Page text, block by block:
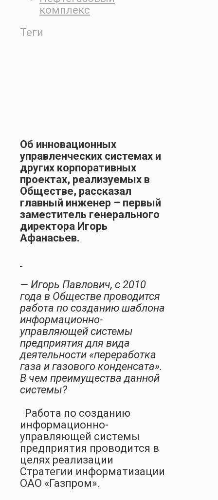
комплекс
Теги
Об инновационных
управленческих системах и
других корпоративных
проектах, реализуемых в
Обществе, рассказал
главный инженер – первый
заместитель генерального
директора Игорь
Афанасьев.
— Игорь Павлович, с 2010
года в Обществе проводится
работа по созданию шаблона
информационно-
управляющей системы
предприятия для вида
деятельности «переработка
газа и газового конденсата».
В чем преимущества данной
системы?
Работа по созданию
информационно-
управляющей системы
предприятия проводится в
целях реализации
Стратегии информатизации
ОАО «Газпром».